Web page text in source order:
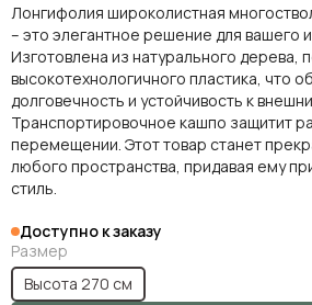
Лонгифолия широколистная
– это элегантное решение для вашего
Изготовлена из натурального дерева,
высокотехнологичного пластика, что
долговечность и устойчивость к
Транспортировочное кашпо защитит
перемещении. Этот товар станет
любого пространства, придавая ему
стиль.
Доступно к заказу
Размер
Высота 270 см